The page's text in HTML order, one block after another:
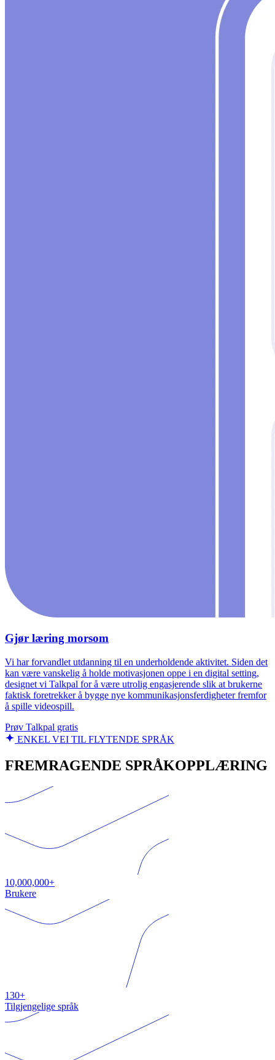
Gjør læring morsom
Vi har forvandlet utdanning til en underholdende aktivitet. Siden det
kan være vanskelig å holde motivasjonen oppe i en digital setting,
designet vi Talkpal for å være utrolig engasjerende slik at brukerne
faktisk foretrekker å bygge nye kommunikasjonsferdigheter fremfor
å spille videospill.
Prøv Talkpal gratis
ENKEL VEI TIL FLYTENDE SPRÅK
FREMRAGENDE SPRÅKOPPLÆRING
10,000,000+
Brukere
130+
Tilgjengelige språk